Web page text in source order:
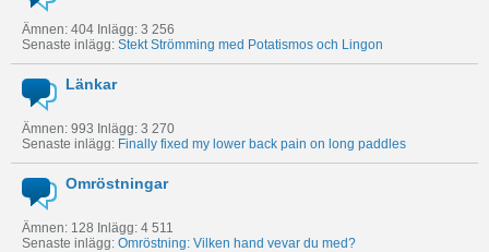
Ämnen: 404 Inlägg: 3 256
Senaste inlägg: Stekt Strömming med Potatismos och Lingon
Länkar
Ämnen: 993 Inlägg: 3 270
Senaste inlägg: Finally fixed my lower back pain on long paddles
Omröstningar
Ämnen: 128 Inlägg: 4 511
Senaste inlägg: Omröstning: Vilken hand vevar du med?